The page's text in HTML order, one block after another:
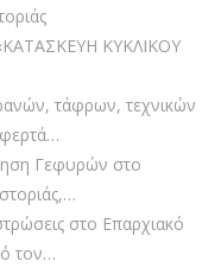
ΚΥΚΛΙΚΟΥ
τάφρων, τεχνικών
Γεφυρών στο
στο Επαρχιακό
τον…